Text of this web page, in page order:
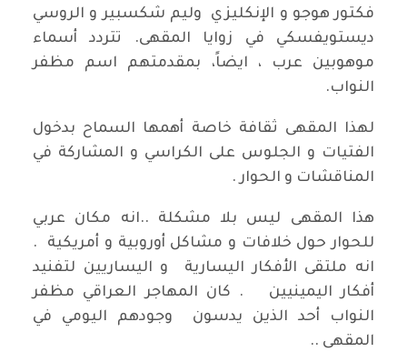
فكتور هوجو و الإنكليزي وليم شكسبير و الروسي
ديستويفسكي في زوايا المقهى. تتردد أسماء
موهوبين عرب ، ايضاً، بمقدمتهم اسم مظفر
النواب.
لهذا المقهى ثقافة خاصة أهمها السماح بدخول
الفتيات و الجلوس على الكراسي و المشاركة في
المناقشات و الحوار .
هذا المقهى ليس بلا مشكلة ..انه مكان عربي
للحوار حول خلافات و مشاكل أوروبية و أمريكية .
انه ملتقى الأفكار اليسارية و اليساريين لتفنيد
أفكار اليمينيين . كان المهاجر العراقي مظفر
النواب أحد الذين يدسون وجودهم اليومي في
المقهى ..